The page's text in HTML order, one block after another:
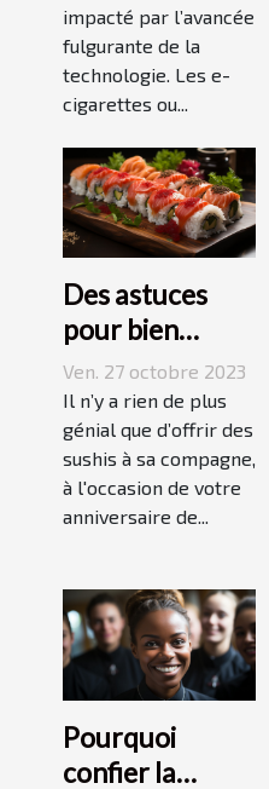
impacté par l’avancée
fulgurante de la
technologie. Les e-
cigarettes ou...
Des astuces
pour bien
réussir ses
sushis !
Ven. 27 octobre 2023
Il n’y a rien de plus
génial que d’offrir des
sushis à sa compagne,
à l'occasion de votre
anniversaire de...
Pourquoi
confier la